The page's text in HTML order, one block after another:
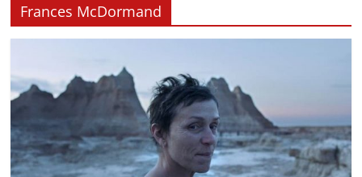
Frances McDormand